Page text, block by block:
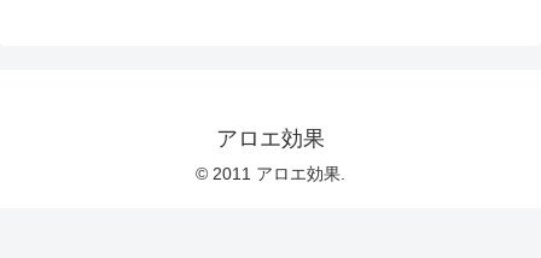
アロエ効果
© 2011 アロエ効果.